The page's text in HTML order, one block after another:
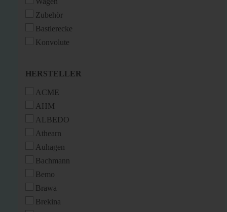
Zubehör
Bastlerecke
Konvolute
HERSTELLER
HERSTELLER
ACME
AHM
ALBEDO
Athearn
Auhagen
Bachmann
Bemo
Brawa
Brekina